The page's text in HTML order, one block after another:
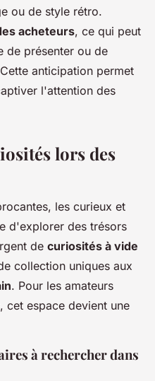
ou de style rétro.
acheteurs, ce qui peut
de présenter ou de
anticipation permet
l'attention des
lors des
les curieux et
d'explorer des trésors
de curiosités à vide
collection uniques aux
. Pour les amateurs
cet espace devient une
à rechercher dans